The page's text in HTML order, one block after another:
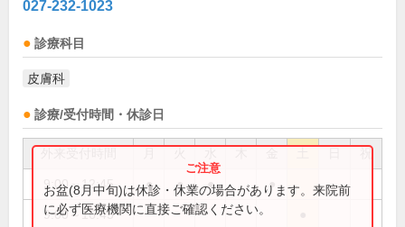
027-232-1023
診療科目
皮膚科
診療/受付時間・休診日
祝
9:00～12:45 ● ● ● ●
9:00～16:45
お盆(8月中旬)は休診・休業の場合があります。来院前
に必ず医療機関に直接ご確認ください。